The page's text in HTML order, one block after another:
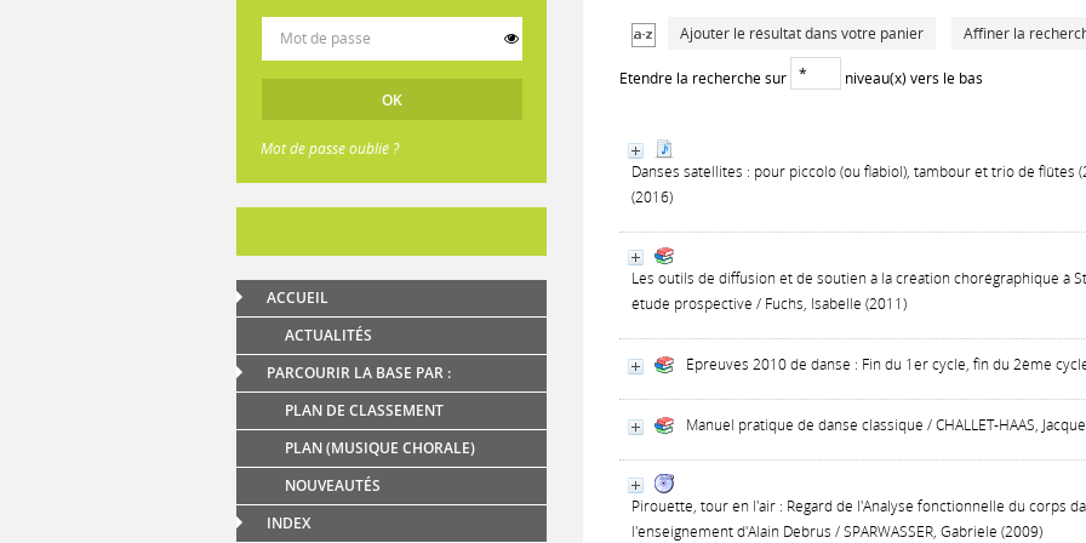
Mot de passe oublié ?
ACCUEIL
ACTUALITÉS
PARCOURIR LA BASE PAR :
PLAN DE CLASSEMENT
PLAN (MUSIQUE CHORALE)
NOUVEAUTÉS
INDEX
Ajouter le résultat dans votre panier Affiner la
Etendre la recherche sur niveau(x) vers le bas
Danses satellites : pour piccolo (ou flabiol), tambour et trio de flûtes
(2016)
Les outils de diffusion et de soutien à la création chorégraphique à
étude prospective / Fuchs, Isabelle (2011)
Épreuves 2010 de danse : Fin du 1er cycle, fin du 2ème
Manuel pratique de danse classique / CHALLET-HAAS,
Pirouette, tour en l'air : Regard de l'Analyse fonctionnelle du corps
l'enseignement d'Alain Debrus / SPARWASSER, Gabriele (2009)